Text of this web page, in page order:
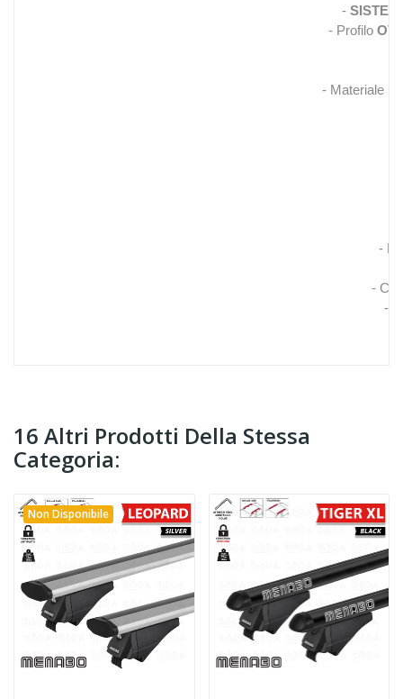
-
- Profilo
- Materiale
-
-
-
16 Altri Prodotti Della Stessa
Categoria:
Non Disponibile